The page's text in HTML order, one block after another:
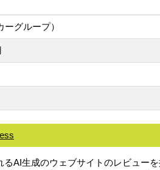
グループ）
AI生成のウェブサイトのレビューを